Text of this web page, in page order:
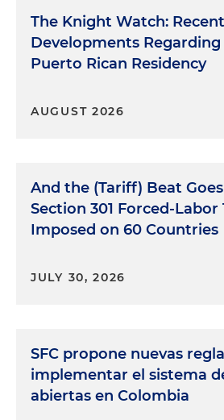
The Knight Watch: Recent
Developments Regarding
Puerto Rican Residency
AUGUST 2026
And the (Tariff) Beat
Section 301 Forced-Labor
Imposed on 60 Countries
JULY 30, 2026
SFC propone nuevas
implementar el sistema
abiertas en Colombia